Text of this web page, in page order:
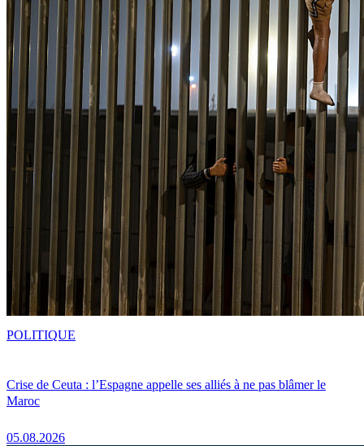
Crise de Ceuta : l’Espagne appelle ses alliés à ne pas blâmer le
Maroc
05.08.2026
POLITIQUE